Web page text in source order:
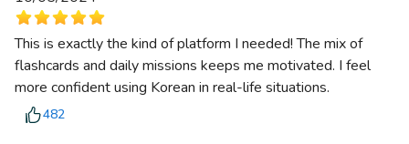
This is exactly the kind of platform I needed! The mix of
flashcards and daily missions keeps me motivated. I feel
more confident using Korean in real-life situations.
482